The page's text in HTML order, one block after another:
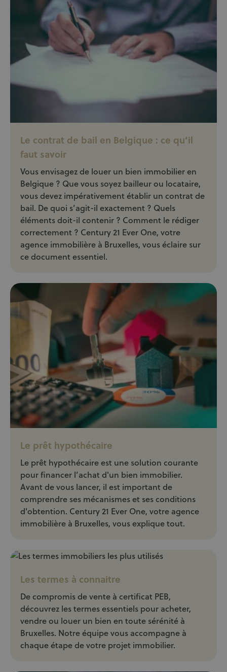
Le contrat de bail en Belgique : ce qu’il
faut savoir
Vous envisagez de louer un bien immobilier en
Belgique ? Que vous soyez bailleur ou locataire,
vous devez impérativement établir un contrat de
bail. De quoi s’agit-il exactement ? Quels
éléments doit-il contenir ? Comment le rédiger
correctement ? Century 21 Ever One, votre
agence immobilière à Bruxelles, vous éclaire sur
ce document essentiel.
Le prêt hypothécaire
Le prêt hypothécaire est une solution courante
pour financer l’achat d'un bien immobilier.
Avant de vous lancer, il est important de
comprendre ses mécanismes et ses conditions
d'obtention. Century 21 Ever One, votre agence
immobilière à Bruxelles, vous explique tout.
Les termes à connaitre
De compromis de vente à certificat PEB,
découvrez les termes essentiels pour acheter,
vendre ou louer un bien en toute sérénité à
Bruxelles. Notre équipe vous accompagne à
chaque étape de votre projet immobilier.